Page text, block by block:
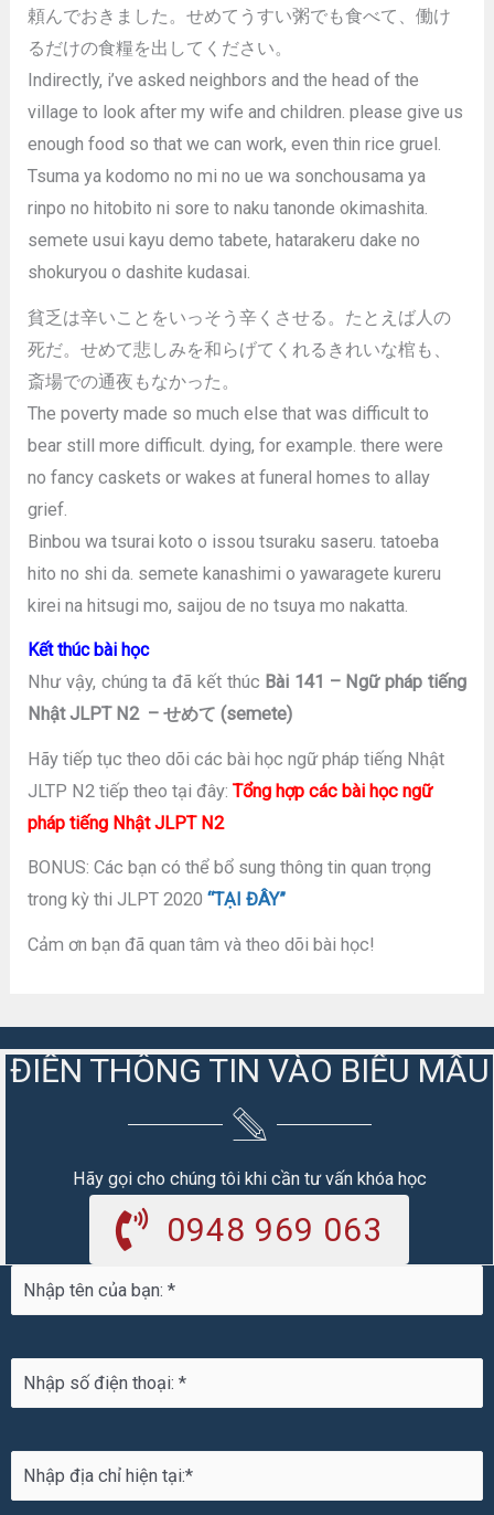
頼んでおきました。せめてうすい粥でも食べて、働け
るだけの食糧を出してください。
Indirectly, i’ve asked neighbors and the head of the
village to look after my wife and children. please give us
enough food so that we can work, even thin rice gruel.
Tsuma ya kodomo no mi no ue wa sonchousama ya
rinpo no hitobito ni sore to naku tanonde okimashita.
semete usui kayu demo tabete, hatarakeru dake no
shokuryou o dashite kudasai.
貧乏は辛いことをいっそう辛くさせる。たとえば人の
死だ。せめて悲しみを和らげてくれるきれいな棺も、
斎場での通夜もなかった。
The poverty made so much else that was difficult to
bear still more difficult. dying, for example. there were
no fancy caskets or wakes at funeral homes to allay
grief.
Binbou wa tsurai koto o issou tsuraku saseru. tatoeba
hito no shi da. semete kanashimi o yawaragete kureru
kirei na hitsugi mo, saijou de no tsuya mo nakatta.
Kết thúc bài học
Như vậy, chúng ta đã kết thúc Bài 141 – Ngữ pháp tiếng
Nhật JLPT N2 – せめて (semete)
Hãy tiếp tục theo dõi các bài học ngữ pháp tiếng Nhật
JLTP N2 tiếp theo tại đây:Tổng hợp các bài học ngữ
pháp tiếng Nhật JLPT N2
BONUS: Các bạn có thể bổ sung thông tin quan trọng
trong kỳ thi JLPT 2020“TẠI ĐÂY”
Cảm ơn bạn đã quan tâm và theo dõi bài học!
ĐIỀN THÔNG TIN VÀO BIỂU MẪU
Hãy gọi cho chúng tôi khi cần tư vấn khóa học
0948 969 063